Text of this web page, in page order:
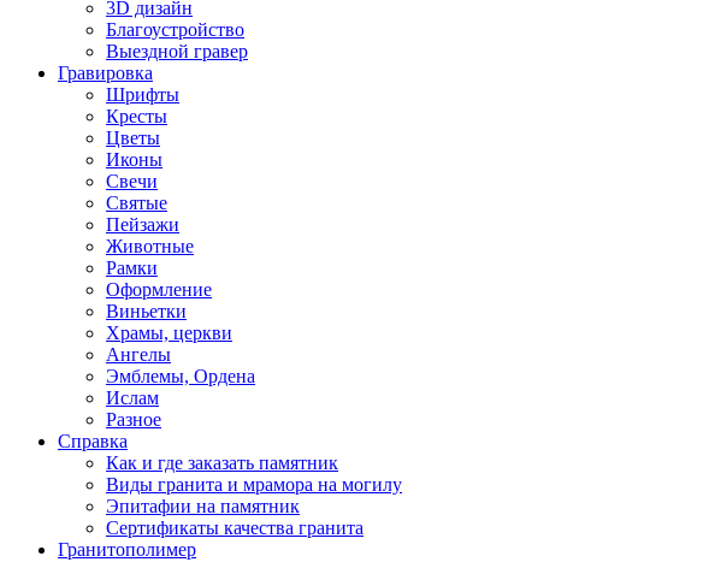
3D дизайн
Благоустройство
Выездной гравер
Гравировка
Шрифты
Кресты
Цветы
Иконы
Свечи
Святые
Пейзажи
Животные
Рамки
Оформление
Виньетки
Храмы, церкви
Ангелы
Эмблемы, Ордена
Ислам
Разное
Справка
Как и где заказать памятник
Виды гранита и мрамора на могилу
Эпитафии на памятник
Сертификаты качества гранита
Гранитополимер